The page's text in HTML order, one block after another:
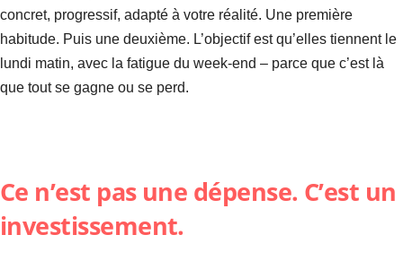
concret, progressif, adapté à votre réalité. Une première
habitude. Puis une deuxième. L’objectif est qu’elles tiennent le
lundi matin, avec la fatigue du week-end – parce que c’est là
que tout se gagne ou se perd.
Ce n’est pas une dépense. C’est un
investissement.